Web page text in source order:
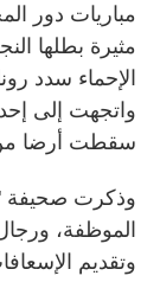
مباريات دور
مثيرة بطلها
الإحماء سدد
واتجهت إلى
سقطت أرضا من
وذكرت صحيفة
الموظفة،
وتقديم